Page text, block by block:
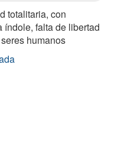
totalitaria, con
índole, falta de libertad
humanos